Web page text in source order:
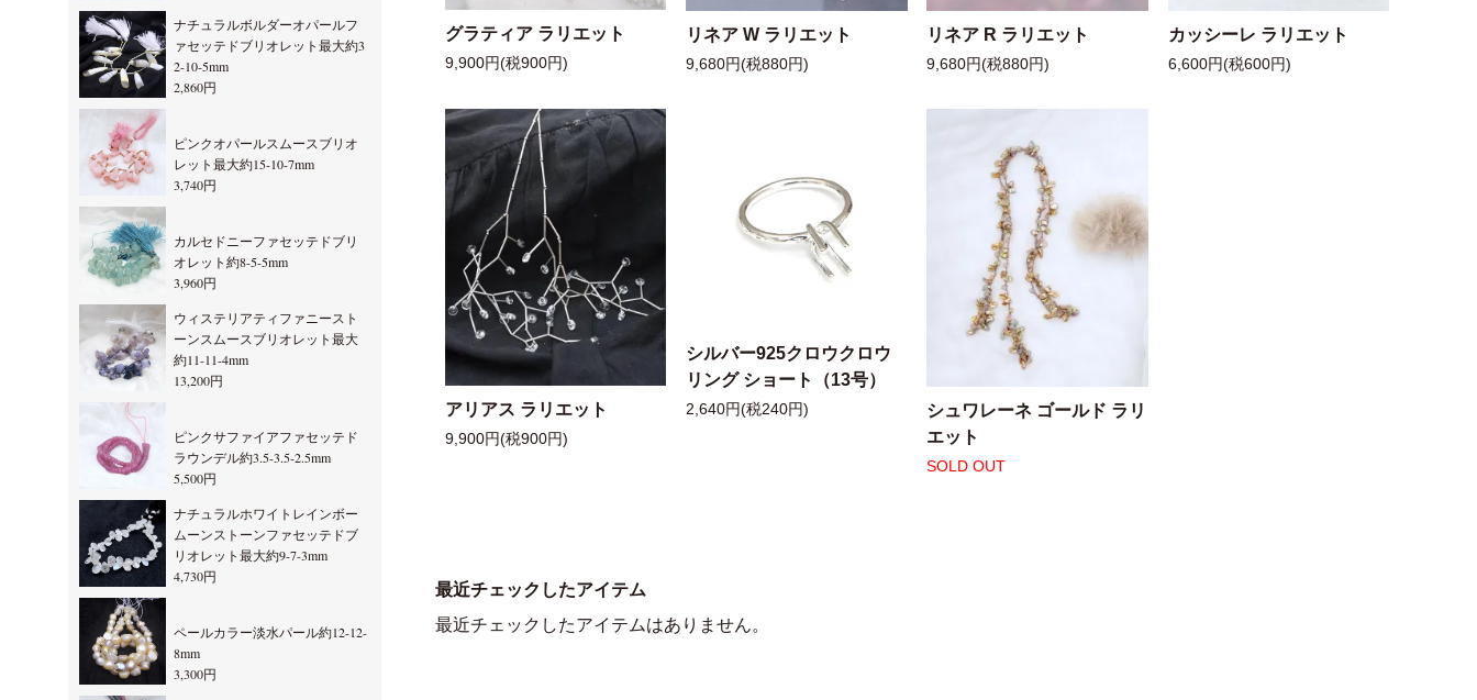
グラティア ラリエット
9,900円(税900円)
リネア W ラリエット
9,680円(税880円)
リネア R ラリエット
9,680円(税880円)
カッシーレ ラリエット
6,600円(税600円)
アリアス ラリエット
9,900円(税900円)
シルバー925クロウクロウ
リング ショート（13号）
2,640円(税240円)
シュワレーネ ゴールド ラリ
エット
SOLD OUT
最近チェックしたアイテム
最近チェックしたアイテムはありません。
ナチュラルボルダーオパールフ
ァセッテドブリオレット最大約3
2-10-5mm
2,860円
ピンクオパールスムースブリオ
レット最大約15-10-7mm
3,740円
カルセドニーファセッテドブリ
オレット約8-5-5mm
3,960円
ウィステリアティファニースト
ーンスムースブリオレット最大
約11-11-4mm
13,200円
ピンクサファイアファセッテド
ラウンデル約3.5-3.5-2.5mm
5,500円
ナチュラルホワイトレインボー
ムーンストーンファセッテドブ
リオレット最大約9-7-3mm
4,730円
ペールカラー淡水パール約12-12-
8mm
3,300円